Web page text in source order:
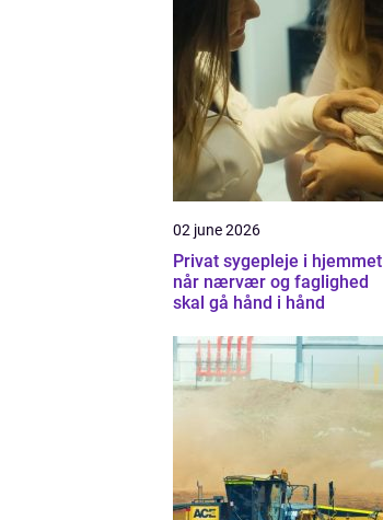
02 june 2026
Privat sygepleje i hjemmet
når nærvær og faglighed
skal gå hånd i hånd